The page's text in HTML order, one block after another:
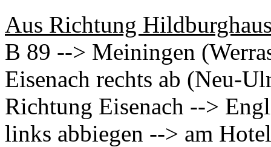
Aus Richtung
B 89 --> Meiningen
Eisenach rechts ab (Neu-
Richtung Eisenach -->
links abbiegen --> am